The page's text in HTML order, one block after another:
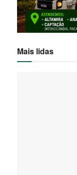
Mais lidas